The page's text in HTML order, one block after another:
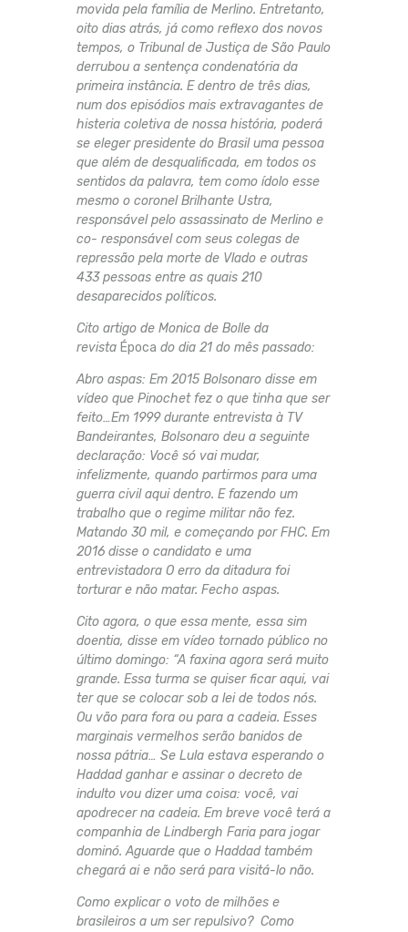
movida pela família de Merlino. Entretanto,
oito dias atrás, já como reflexo dos novos
tempos, o Tribunal de Justiça de São Paulo
derrubou a sentença condenatória da
primeira instância. E dentro de três dias,
num dos episódios mais extravagantes de
histeria coletiva de nossa história, poderá
se eleger presidente do Brasil uma pessoa
que além de desqualificada, em todos os
sentidos da palavra, tem como ídolo esse
mesmo o coronel Brilhante Ustra,
responsável pelo assassinato de Merlino e
co- responsável com seus colegas de
repressão pela morte de Vlado e outras
433 pessoas entre as quais 210
desaparecidos políticos.
Cito artigo de Monica de Bolle da
revista Época do dia 21 do mês passado:
Abro aspas: Em 2015 Bolsonaro disse em
vídeo que Pinochet fez o que tinha que ser
feito…Em 1999 durante entrevista à TV
Bandeirantes, Bolsonaro deu a seguinte
declaração: Você só vai mudar,
infelizmente, quando partirmos para uma
guerra civil aqui dentro. E fazendo um
trabalho que o regime militar não fez.
Matando 30 mil, e começando por FHC. Em
2016 disse o candidato e uma
entrevistadora O erro da ditadura foi
torturar e não matar. Fecho aspas.
Cito agora, o que essa mente, essa sim
doentia, disse em vídeo tornado público no
último domingo: “A faxina agora será muito
grande. Essa turma se quiser ficar aqui, vai
ter que se colocar sob a lei de todos nós.
Ou vão para fora ou para a cadeia. Esses
marginais vermelhos serão banidos de
nossa pátria… Se Lula estava esperando o
Haddad ganhar e assinar o decreto de
indulto vou dizer uma coisa: você, vai
apodrecer na cadeia. Em breve você terá a
companhia de Lindbergh Faria para jogar
dominó. Aguarde que o Haddad também
chegará ai e não será para visitá-lo não.
Como explicar o voto de milhões e
brasileiros a um ser repulsivo? Como